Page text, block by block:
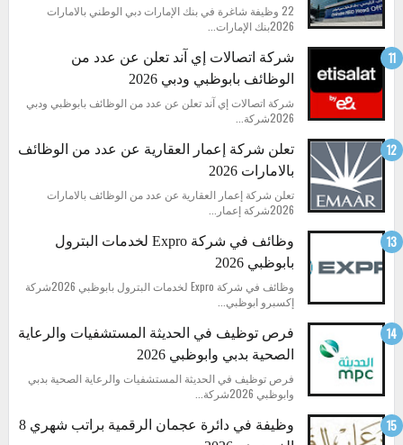
22 وظيفة شاغرة في بنك الإمارات دبي الوطني بالامارات
2026بنك الإمارات...
شركة اتصالات إي آند تعلن عن عدد من
الوظائف بابوظبي ودبي 2026
شركة اتصالات إي آند تعلن عن عدد من الوظائف بابوظبي ودبي
2026شركة...
تعلن شركة إعمار العقارية عن عدد من الوظائف
بالامارات 2026
تعلن شركة إعمار العقارية عن عدد من الوظائف بالامارات
2026شركة إعمار...
وظائف في شركة Expro لخدمات البترول
بابوظبي 2026
وظائف في شركة Expro لخدمات البترول بابوظبي 2026شركة
إكسبرو ابوظبي...
فرص توظيف في الحديثة المستشفيات والرعاية
الصحية بدبي وابوظبي 2026
فرص توظيف في الحديثة المستشفيات والرعاية الصحية بدبي
وابوظبي 2026شركة...
وظيفة في دائرة عجمان الرقمية براتب شهري 8